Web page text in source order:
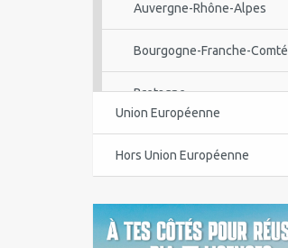
Auvergne-Rhône-Alpes
Bourgogne-Franche-Comté
Bretagne
Centre-Val de Loire
Corse
Guadeloupe
Union Européenne
Hors Union Européenne